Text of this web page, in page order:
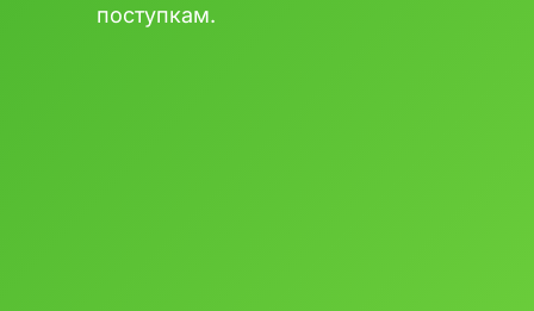
поступкам.